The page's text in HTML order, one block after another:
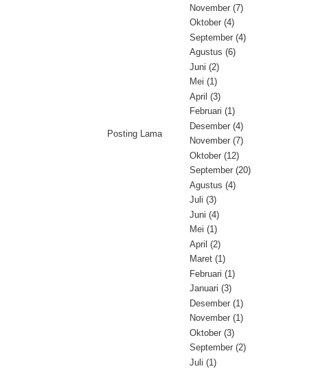
Posting Lama
November (7)
Oktober (4)
September (4)
Agustus (6)
Juni (2)
Mei (1)
April (3)
Februari (1)
Desember (4)
November (7)
Oktober (12)
September (20)
Agustus (4)
Juli (3)
Juni (4)
Mei (1)
April (2)
Maret (1)
Februari (1)
Januari (3)
Desember (1)
November (1)
Oktober (3)
September (2)
Juli (1)